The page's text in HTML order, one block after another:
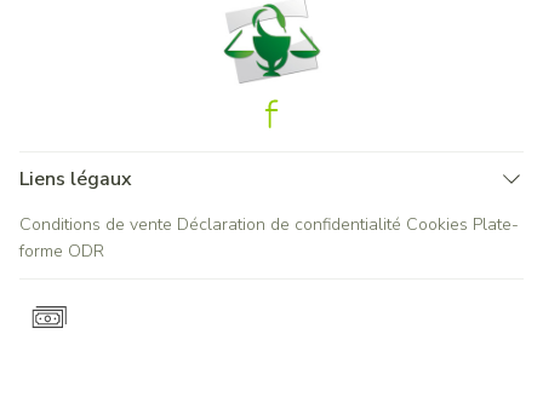
Liens légaux
Conditions de vente Déclaration de confidentialité Cookies Plate-
forme ODR